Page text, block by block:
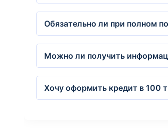
Обязательно ли при полном
Можно ли получить
Хочу оформить кредит в 100